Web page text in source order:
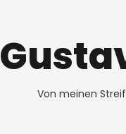
Von meinen